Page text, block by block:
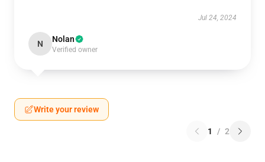
Jul 24, 2024
N Nolan
Verified owner
Write your review
1 / 2